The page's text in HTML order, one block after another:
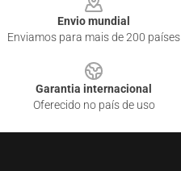
Envio mundial
Enviamos para mais de 200 países
Garantia internacional
Oferecido no país de uso